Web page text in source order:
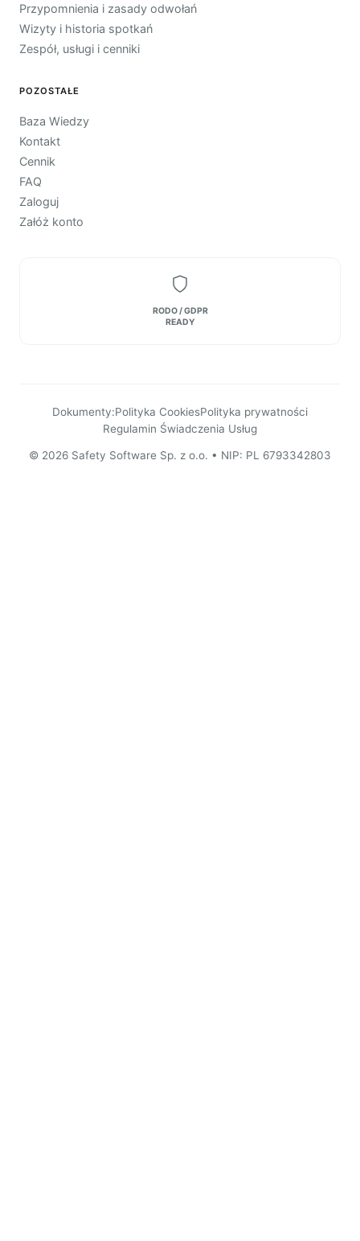
Przypomnienia i zasady odwołań
Wizyty i historia spotkań
Zespół, usługi i cenniki
POZOSTAŁE
Baza Wiedzy
Kontakt
Cennik
FAQ
Zaloguj
Załóż konto
RODO / GDPR
READY
Dokumenty:Polityka CookiesPolityka prywatności
Regulamin Świadczenia Usług
© 2026 Safety Software Sp. z o.o. • NIP: PL 6793342803